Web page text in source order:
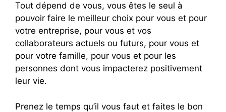
Tout dépend de vous, vous êtes le seul à
pouvoir faire le meilleur choix pour vous et pour
votre entreprise, pour vous et vos
collaborateurs actuels ou futurs, pour vous et
pour votre famille, pour vous et pour les
personnes dont vous impacterez positivement
leur vie.
Prenez le temps qu’il vous faut et faites le bon